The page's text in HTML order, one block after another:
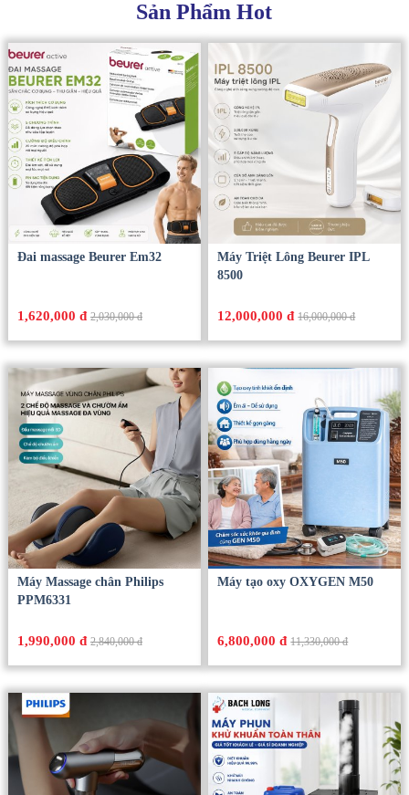
Sản Phẩm Hot
Đai massage Beurer Em32
1,620,000 đ 2,030,000 đ
Máy Triệt Lông Beurer IPL
8500
12,000,000 đ 16,000,000 đ
Máy Massage chân Philips
PPM6331
1,990,000 đ 2,840,000 đ
Máy tạo oxy OXYGEN M50
6,800,000 đ 11,330,000 đ